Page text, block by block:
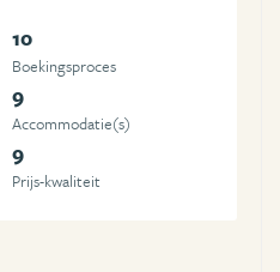
10
Boekingsproces
9
Accommodatie(s)
9
Prijs-kwaliteit